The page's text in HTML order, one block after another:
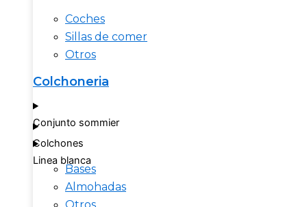
Coches
Sillas de comer
Otros
Colchoneria
Conjunto sommier
Colchones
Linea blanca
Bases
Almohadas
Otros